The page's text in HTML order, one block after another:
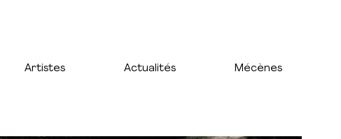
Artistes Actualités Mécènes